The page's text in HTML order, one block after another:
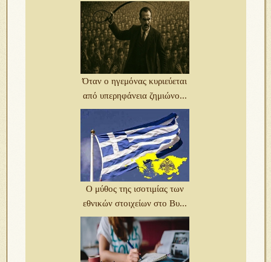
Όταν ο ηγεμόνας κυριεύεται
από υπερηφάνεια ζημιώνο...
Ο μύθος της ισοτιμίας των
εθνικών στοιχείων στο Βυ...